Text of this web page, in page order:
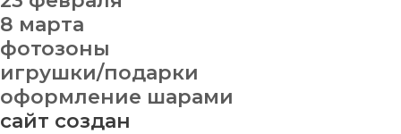
8 марта
фотозоны
игрушки/подарки
оформление шарами
сайт создан